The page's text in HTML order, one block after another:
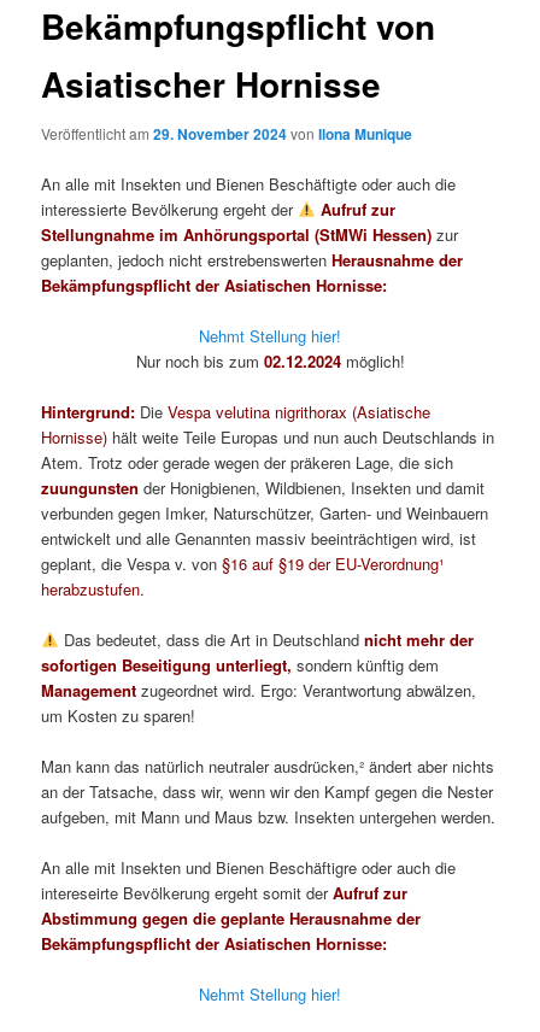
Bekämpfungspflicht von
Asiatischer Hornisse
Veröffentlicht am29. November 2024vonIlona Munique
An alle mit Insekten und Bienen Beschäftigte oder auch die
interessierte Bevölkerung ergeht der
Aufruf zur
Stellungnahme im Anhörungsportal (StMWi Hessen)zur
geplanten, jedoch nicht erstrebenswertenHerausnahme der
Bekämpfungspflicht der Asiatischen Hornisse:
Nehmt Stellung hier!
Nur noch bis zum 02.12.2024 möglich!
Hintergrund: DieVespa velutina nigrithorax (Asiatische
Hornisse) hält weite Teile Europas und nun auch Deutschlands in
Atem. Trotz oder gerade wegen der präkeren Lage, die sich
zuungunsten der Honigbienen, Wildbienen, Insekten und damit
verbunden gegen Imker, Naturschützer, Garten- und Weinbauern
entwickelt und alle Genannten massiv beeinträchtigen wird, ist
geplant, die Vespa v. von§16 auf §19 der EU-Verordnung¹
herabzustufen.
Das bedeutet, dass die Art in Deutschland nicht mehr der
sofortigen Beseitigung unterliegt, sondern künftig dem
Management zugeordnet wird. Ergo: Verantwortung abwälzen,
um Kosten zu sparen!
Man kann das natürlich neutraler ausdrücken,² ändert aber nichts
an der Tatsache, dass wir, wenn wir den Kampf gegen die Nester
aufgeben, mit Mann und Maus bzw. Insekten untergehen werden.
An alle mit Insekten und Bienen Beschäftigre oder auch die
intereseirte Bevölkerung ergeht somit derAufruf zur
Abstimmung gegen die geplante Herausnahme der
Bekämpfungspflicht der Asiatischen Hornisse:
Nehmt Stellung hier!